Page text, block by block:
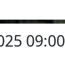
09:00